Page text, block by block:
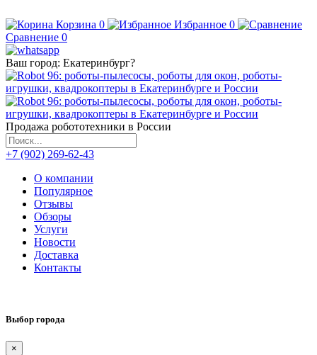
Корзина 0 Избранное 0
Сравнение 0
Ваш город: Екатеринбург?
Продажа робототехники в России
+7 (902) 269-62-43
О компании
Популярное
Отзывы
Обзоры
Услуги
Новости
Доставка
Контакты
Выбор города
×